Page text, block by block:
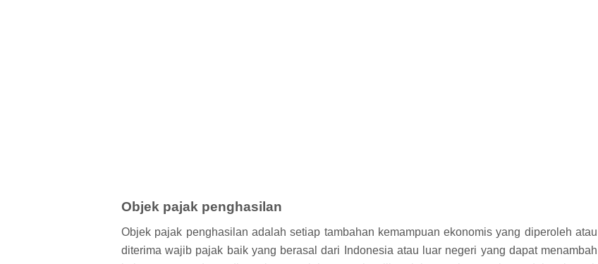
Objek pajak penghasilan
Objek pajak penghasilan adalah setiap tambahan kemampuan ekonomis yang diperoleh atau
diterima wajib pajak baik yang berasal dari Indonesia atau luar negeri yang dapat menambah